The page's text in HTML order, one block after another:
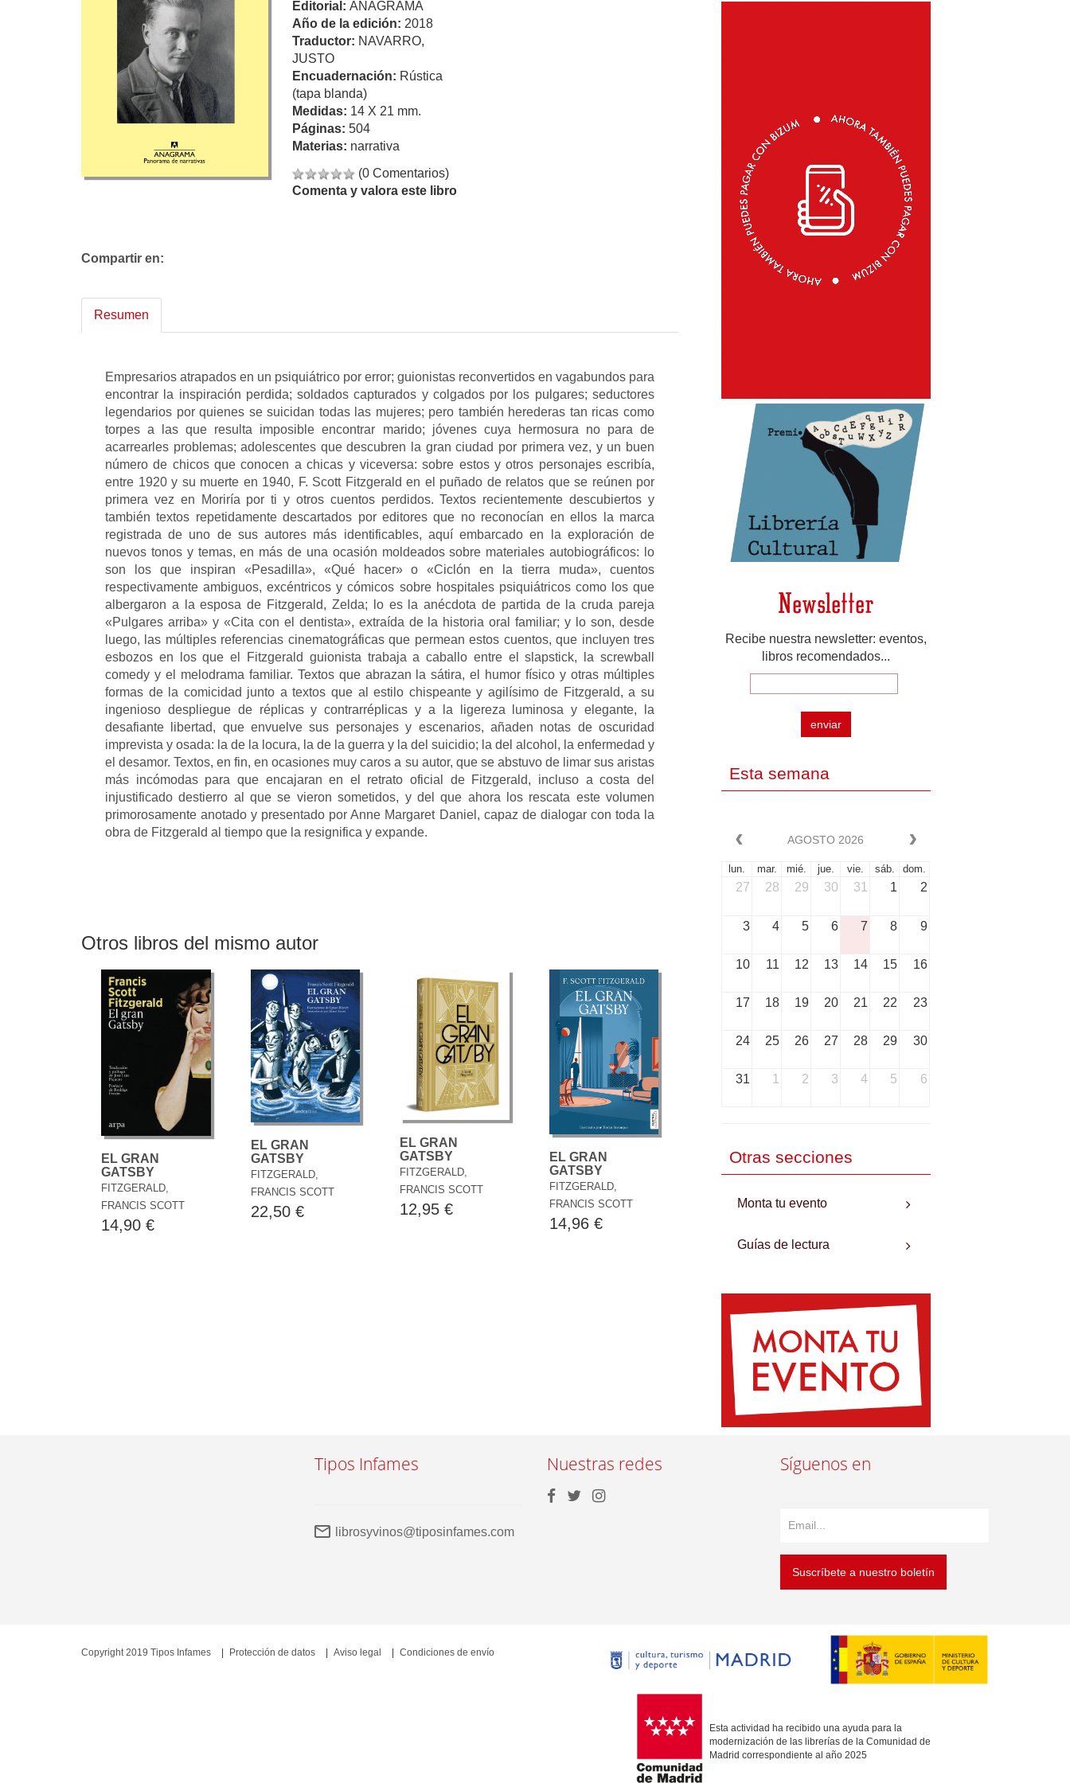
Editorial: ANAGRAMA
Año de la edición: 2018
Traductor: NAVARRO,
JUSTO
Encuadernación: Rústica
(tapa blanda)
Medidas: 14 X 21 mm.
Páginas: 504
Materias: narrativa
(0 Comentarios)
Comenta y valora este libro
Compartir en:
Resumen
Empresarios atrapados en un psiquiátrico por error; guionistas reconvertidos en vagabundos para
encontrar la inspiración perdida; soldados capturados y colgados por los pulgares; seductores
legendarios por quienes se suicidan todas las mujeres; pero también herederas tan ricas como
torpes a las que resulta imposible encontrar marido; jóvenes cuya hermosura no para de
acarrearles problemas; adolescentes que descubren la gran ciudad por primera vez, y un buen
número de chicos que conocen a chicas y viceversa: sobre estos y otros personajes escribía,
entre 1920 y su muerte en 1940, F. Scott Fitzgerald en el puñado de relatos que se reúnen por
primera vez en Moriría por ti y otros cuentos perdidos. Textos recientemente descubiertos y
también textos repetidamente descartados por editores que no reconocían en ellos la marca
registrada de uno de sus autores más identificables, aquí embarcado en la exploración de
nuevos tonos y temas, en más de una ocasión moldeados sobre materiales autobiográficos: lo
son los que inspiran «Pesadilla», «Qué hacer» o «Ciclón en la tierra muda», cuentos
respectivamente ambiguos, excéntricos y cómicos sobre hospitales psiquiátricos como los que
albergaron a la esposa de Fitzgerald, Zelda; lo es la anécdota de partida de la cruda pareja
«Pulgares arriba» y «Cita con el dentista», extraída de la historia oral familiar; y lo son, desde
luego, las múltiples referencias cinematográficas que permean estos cuentos, que incluyen tres
esbozos en los que el Fitzgerald guionista trabaja a caballo entre el slapstick, la screwball
comedy y el melodrama familiar. Textos que abrazan la sátira, el humor físico y otras múltiples
formas de la comicidad junto a textos que al estilo chispeante y agilísimo de Fitzgerald, a su
ingenioso despliegue de réplicas y contrarréplicas y a la ligereza luminosa y elegante, la
desafiante libertad, que envuelve sus personajes y escenarios, añaden notas de oscuridad
imprevista y osada: la de la locura, la de la guerra y la del suicidio; la del alcohol, la enfermedad y
el desamor. Textos, en fin, en ocasiones muy caros a su autor, que se abstuvo de limar sus aristas
más incómodas para que encajaran en el retrato oficial de Fitzgerald, incluso a costa del
injustificado destierro al que se vieron sometidos, y del que ahora los rescata este volumen
primorosamente anotado y presentado por Anne Margaret Daniel, capaz de dialogar con toda la
obra de Fitzgerald al tiempo que la resignifica y expande.
Otros libros del mismo autor
EL GRAN
GATSBY
FITZGERALD,
FRANCIS SCOTT
14,90 €
EL GRAN
GATSBY
FITZGERALD,
FRANCIS SCOTT
22,50 €
EL GRAN
GATSBY
FITZGERALD,
FRANCIS SCOTT
12,95 €
EL GRAN
GATSBY
FITZGERALD,
FRANCIS SCOTT
14,96 €
Newsletter
Recibe nuestra newsletter: eventos,
libros recomendados...
enviar
Esta semana
AGOSTO 2026
lun. mar. mié. jue. vie. sáb. dom.
27 28 29 30 31 1 2
3 4 5 6 7 8 9
10 11 12 13 14 15 16
17 18 19 20 21 22 23
24 25 26 27 28 29 30
31 1 2 3 4 5 6
Otras secciones
Monta tu evento
Guías de lectura
Tipos Infames
librosyvinos@tiposinfames.com
Nuestras redes Síguenos en
Suscríbete a nuestro boletín
Esta actividad ha recibido una ayuda para la
modernización de las librerías de la Comunidad de
Madrid correspondiente al año 2025
Copyright 2019 Tipos Infames Protección de datos Aviso legal Condiciones de envío